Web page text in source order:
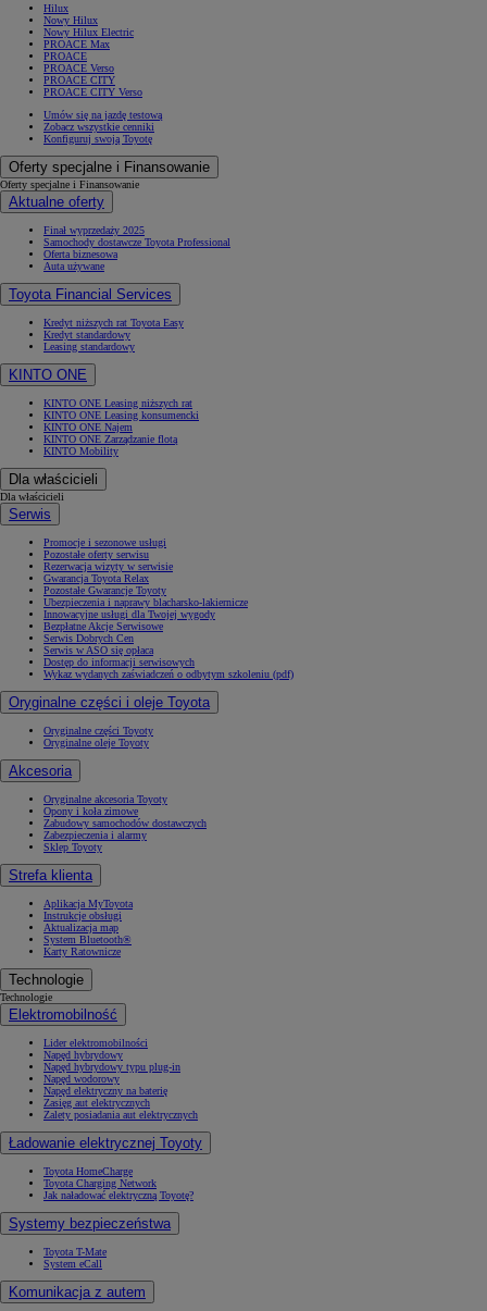
Hilux
Nowy Hilux
Nowy Hilux Electric
PROACE Max
PROACE
PROACE Verso
PROACE CITY
PROACE CITY Verso
Umów się na jazdę testową
Zobacz wszystkie cenniki
Konfiguruj swoją Toyotę
Oferty specjalne i Finansowanie
Oferty specjalne i Finansowanie
Aktualne oferty
Finał wyprzedaży 2025
Samochody dostawcze Toyota Professional
Oferta biznesowa
Auta używane
Toyota Financial Services
Kredyt niższych rat Toyota Easy
Kredyt standardowy
Leasing standardowy
KINTO ONE
KINTO ONE Leasing niższych rat
KINTO ONE Leasing konsumencki
KINTO ONE Najem
KINTO ONE Zarządzanie flotą
KINTO Mobility
Dla właścicieli
Dla właścicieli
Serwis
Promocje i sezonowe usługi
Pozostałe oferty serwisu
Rezerwacja wizyty w serwisie
Gwarancja Toyota Relax
Pozostałe Gwarancje Toyoty
Ubezpieczenia i naprawy blacharsko-lakiernicze
Innowacyjne usługi dla Twojej wygody
Bezpłatne Akcje Serwisowe
Serwis Dobrych Cen
Serwis w ASO się opłaca
Dostęp do informacji serwisowych
Wykaz wydanych zaświadczeń o odbytym szkoleniu (pdf)
Oryginalne części i oleje Toyota
Oryginalne części Toyoty
Oryginalne oleje Toyoty
Akcesoria
Oryginalne akcesoria Toyoty
Opony i koła zimowe
Zabudowy samochodów dostawczych
Zabezpieczenia i alarmy
Sklep Toyoty
Strefa klienta
Aplikacja MyToyota
Instrukcje obsługi
Aktualizacja map
System Bluetooth®
Karty Ratownicze
Technologie
Technologie
Elektromobilność
Lider elektromobilności
Napęd hybrydowy
Napęd hybrydowy typu plug-in
Napęd wodorowy
Napęd elektryczny na baterię
Zasięg aut elektrycznych
Zalety posiadania aut elektrycznych
Ładowanie elektrycznej Toyoty
Toyota HomeCharge
Toyota Charging Network
Jak naładować elektryczną Toyotę?
Systemy bezpieczeństwa
Toyota T-Mate
System eCall
Komunikacja z autem